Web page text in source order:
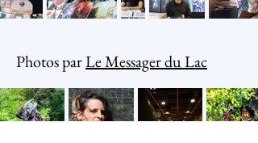
Photos parLe Messager du Lac